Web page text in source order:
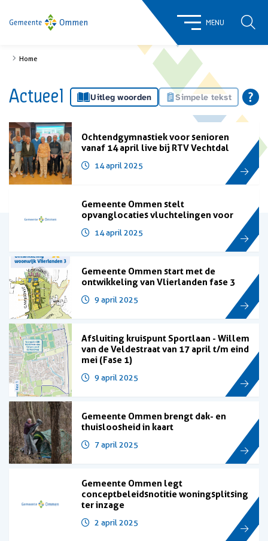
MENU
Home
Actueel Uitleg woorden Simpele tekst
Ochtendgymnastiek voor senioren
vanaf 14 april live bij RTV Vechtdal
14 april 2025
Gemeente Ommen stelt
opvanglocaties vluchtelingen voor
14 april 2025
Gemeente Ommen start met de
ontwikkeling van Vlierlanden fase 3
9 april 2025
Afsluiting kruispunt Sportlaan - Willem
van de Veldestraat van 17 april t/m eind
mei (Fase 1)
9 april 2025
Gemeente Ommen brengt dak- en
thuisloosheid in kaart
7 april 2025
Gemeente Ommen legt
conceptbeleidsnotitie woningsplitsing
ter inzage
2 april 2025